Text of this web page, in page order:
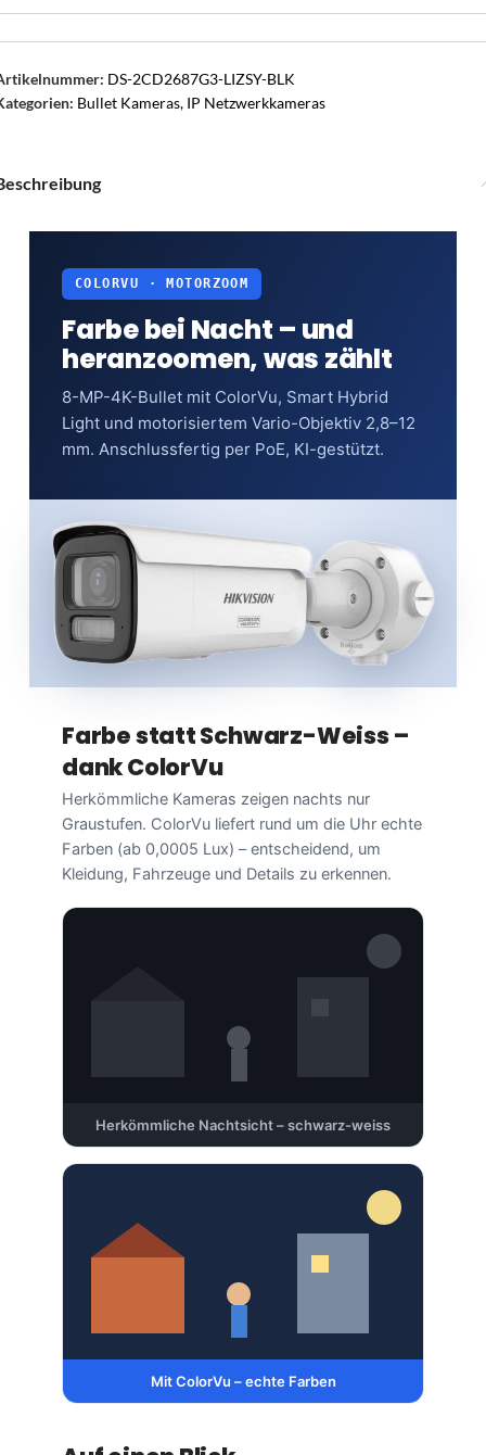
DS-2CD2687G3-LIZSY-BLK
Bullet Kameras, IP Netzwerkkameras
COLORVU · MOTORZOOM
Farbe bei Nacht – und
heranzoomen, was zählt
8-MP-4K-Bullet mit ColorVu, Smart Hybrid
Light und motorisiertem Vario-Objektiv 2,8–12
mm. Anschlussfertig per PoE, KI-gestützt.
Farbe statt Schwarz-Weiss –
dank ColorVu
Herkömmliche Kameras zeigen nachts nur
Graustufen. ColorVu liefert rund um die Uhr echte
Farben (ab 0,0005 Lux) – entscheidend, um
Kleidung, Fahrzeuge und Details zu erkennen.
Herkömmliche Nachtsicht – schwarz-weiss
Mit ColorVu – echte Farben